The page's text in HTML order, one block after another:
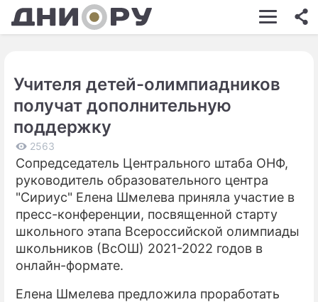
ШОУ-БИЗНЕС
КИНО
НЕДВИЖИМОСТЬ
ЭКОНОМИКА
ПРОИСШЕСТВИЯ
СОННИК
СЕРИАЛЫ
Учителя детей-олимпиадников
получат дополнительную
поддержку
2563
Сопредседатель Центрального штаба ОНФ,
руководитель образовательного центра
"Сириус" Елена Шмелева приняла участие в
пресс-конференции, посвященной старту
школьного этапа Всероссийской олимпиады
школьников (ВсОШ) 2021-2022 годов в
онлайн-формате.
Елена Шмелева предложила проработать